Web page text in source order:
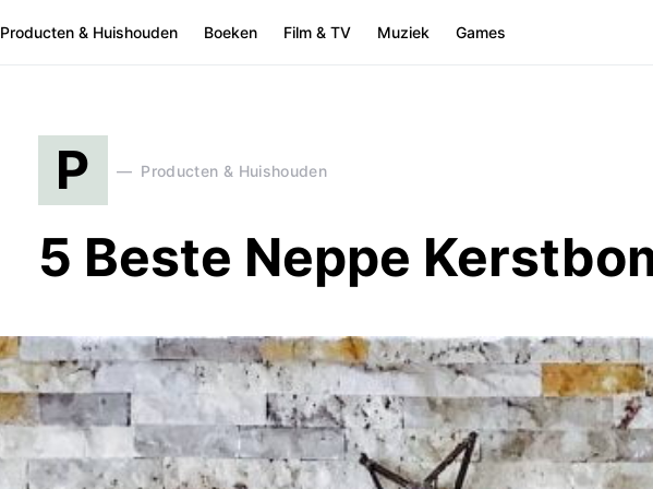
Producten & Huishouden Boeken Film & TV Muziek Games
P Producten & Huishouden
5 Beste Neppe